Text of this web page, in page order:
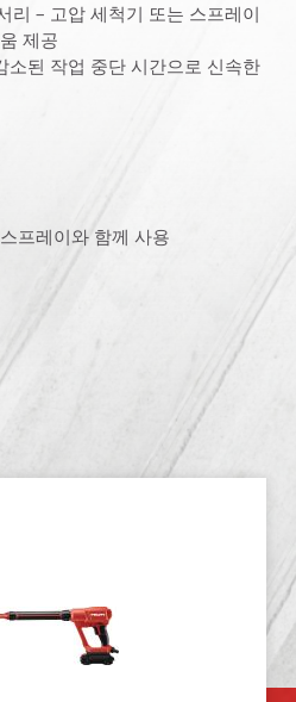
리 – 고압 세척기 또는 스프레이
제공
소된 작업 중단 시간으로 신속한
프레이와 함께 사용